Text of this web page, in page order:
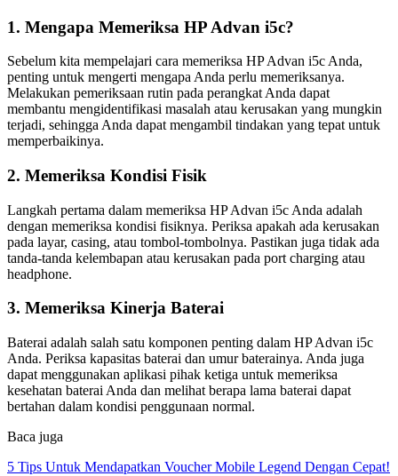
1. Mengapa Memeriksa HP Advan i5c?
Sebelum kita mempelajari cara memeriksa HP Advan i5c Anda,
penting untuk mengerti mengapa Anda perlu memeriksanya.
Melakukan pemeriksaan rutin pada perangkat Anda dapat
membantu mengidentifikasi masalah atau kerusakan yang mungkin
terjadi, sehingga Anda dapat mengambil tindakan yang tepat untuk
memperbaikinya.
2. Memeriksa Kondisi Fisik
Langkah pertama dalam memeriksa HP Advan i5c Anda adalah
dengan memeriksa kondisi fisiknya. Periksa apakah ada kerusakan
pada layar, casing, atau tombol-tombolnya. Pastikan juga tidak ada
tanda-tanda kelembapan atau kerusakan pada port charging atau
headphone.
3. Memeriksa Kinerja Baterai
Baterai adalah salah satu komponen penting dalam HP Advan i5c
Anda. Periksa kapasitas baterai dan umur baterainya. Anda juga
dapat menggunakan aplikasi pihak ketiga untuk memeriksa
kesehatan baterai Anda dan melihat berapa lama baterai dapat
bertahan dalam kondisi penggunaan normal.
Baca juga
5 Tips Untuk Mendapatkan Voucher Mobile Legend Dengan Cepat!